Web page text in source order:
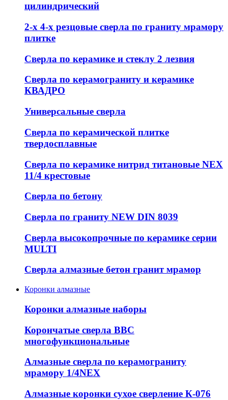
цилиндрический
2-х 4-х резцовые сверла по граниту мрамору
плитке
Сверла по керамике и стеклу 2 лезвия
Сверла по керамограниту и керамике
КВАДРО
Универсальные сверла
Сверла по керамической плитке
твердосплавные
Сверла по керамике нитрид титановые NEX
11/4 крестовые
Сверла по бетону
Сверла по граниту NEW DIN 8039
Сверла высокопрочные по керамике серии
MULTI
Сверла алмазные бетон гранит мрамор
Коронки алмазные
Коронки алмазные наборы
Корончатые сверла ВВС
многофункциональные
Алмазные сверла по керамограниту
мрамору 1/4NEX
Алмазные коронки сухое сверление К-076